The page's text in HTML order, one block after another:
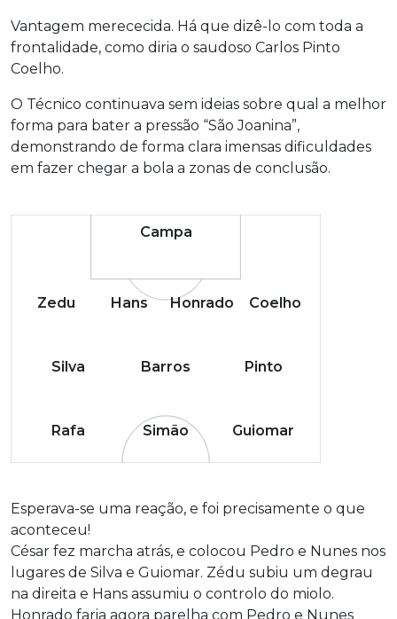
Vantagem merececida. Há que dizê-lo com toda a
frontalidade, como diria o saudoso Carlos Pinto
Coelho.
O Técnico continuava sem ideias sobre qual a melhor
forma para bater a pressão “São Joanina”,
demonstrando de forma clara imensas dificuldades
em fazer chegar a bola a zonas de conclusão.
Campa
Zedu Hans Honrado Coelho
Silva Barros Pinto
Rafa Simão Guiomar
Esperava-se uma reação, e foi precisamente o que
aconteceu!
César fez marcha atrás, e colocou Pedro e Nunes nos
lugares de Silva e Guiomar. Zédu subiu um degrau
na direita e Hans assumiu o controlo do miolo.
Honrado faria agora parelha com Pedro e Nunes